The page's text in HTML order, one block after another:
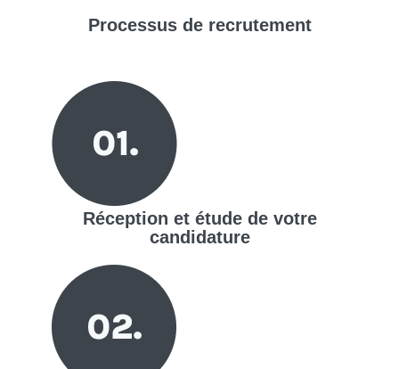
Processus de recrutement
Réception et étude de votre
candidature